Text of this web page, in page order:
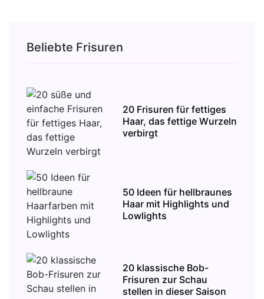
Beliebte Frisuren
20 Frisuren für fettiges
Haar, das fettige Wurzeln
verbirgt
50 Ideen für hellbraunes
Haar mit Highlights und
Lowlights
20 klassische Bob-
Frisuren zur Schau
stellen in dieser Saison